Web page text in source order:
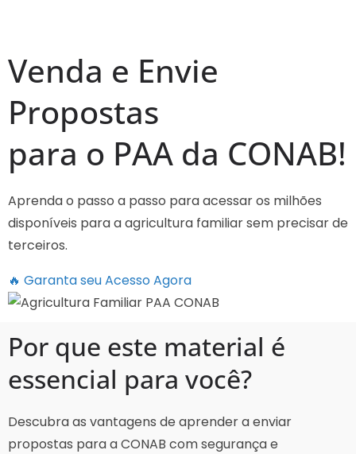
Venda e Envie
Propostas
para o PAA da CONAB!
Aprenda o passo a passo para acessar os milhões
disponíveis para a agricultura familiar sem precisar de
terceiros.
🔥 Garanta seu Acesso Agora
Por que este material é
essencial para você?
Descubra as vantagens de aprender a enviar
propostas para a CONAB com segurança e